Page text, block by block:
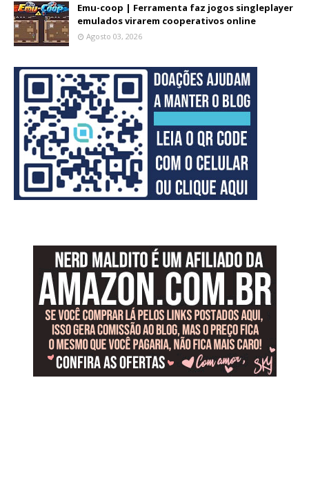
Emu-coop | Ferramenta faz jogos singleplayer
emulados virarem cooperativos online
Agosto 03, 2026